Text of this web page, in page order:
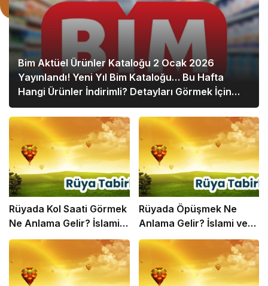
Bim Aktüel Ürünler Kataloğu 2 Ocak 2026
Yayınlandı! Yeni Yıl Bim Kataloğu… Bu Hafta
Hangi Ürünler İndirimli? Detayları Görmek İçin
Hemen Tıklayın!
Rüyada Kol Saati Görmek
Ne Anlama Gelir? İslami
ve Psikolojik Rüya Tabiri
Rüyada Öpüşmek Ne
Anlama Gelir? İslami ve
Psikolojik Rüya Tabiri